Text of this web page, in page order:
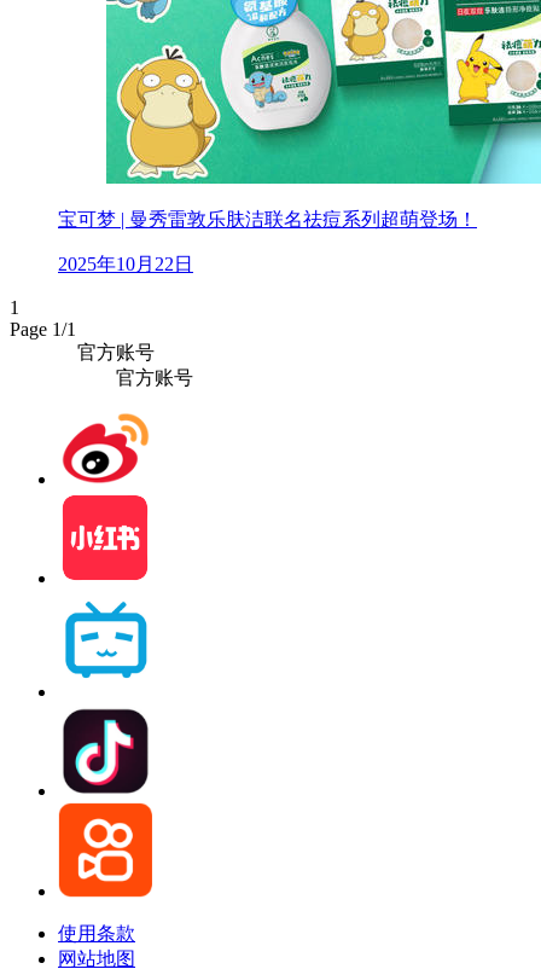
宝可梦 | 曼秀雷敦乐肤洁联名祛痘系列超萌登场！
2025年10月22日
1
Page 1/1
官方账号
官方账号
使用条款
网站地图